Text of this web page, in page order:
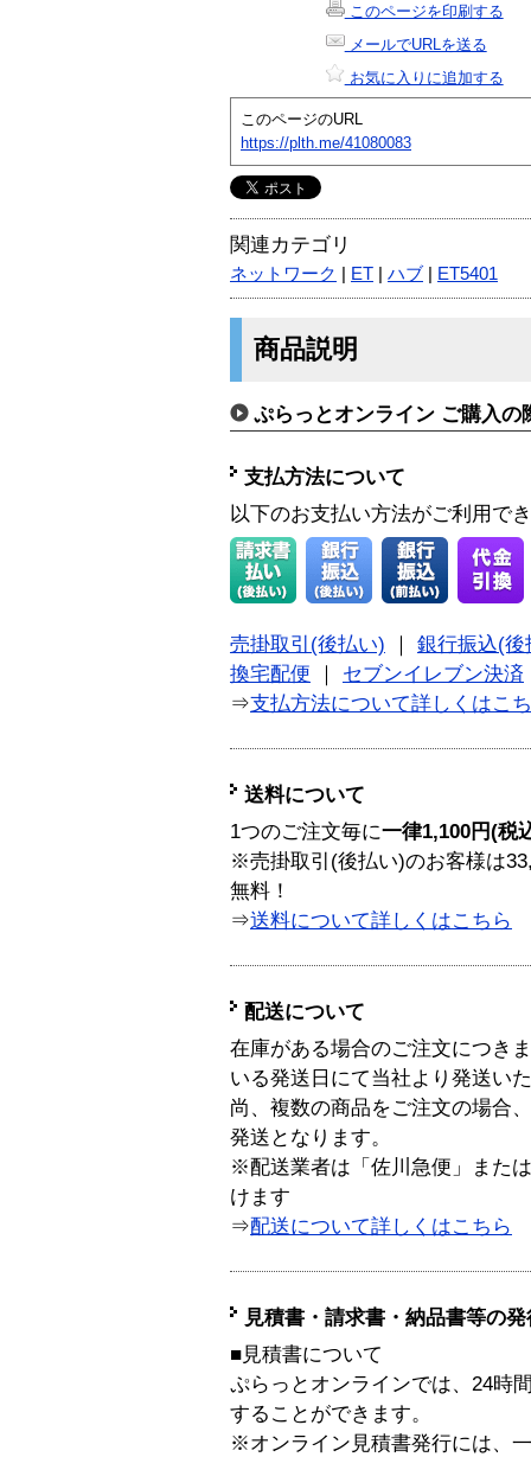
このページを印刷する
メールでURLを送る
お気に入りに追加する
このページのURL
https://plth.me/41080083
関連カテゴリ
ネットワーク ET ハブ ET5401
商品説明
ぷらっとオンライン ご購入の
支払方法について
以下のお支払い方法がご利用で
売掛取引(後払い)
銀行振込(後
換宅配便
セブンイレブン決済
⇒支払方法について詳しくはこ
送料について
1つのご注文毎に一律1,100円(税
※売掛取引(後払い)のお客様は
無料！
⇒送料について詳しくはこちら
配送について
在庫がある場合のご注文につき
いる発送日にて当社より発送い
尚、複数の商品をご注文の場合
発送となります。
※配送業者は「佐川急便」また
けます
⇒配送について詳しくはこちら
見積書・請求書・納品書等の
■見積書について
ぷらっとオンラインでは、24時
することができます。
※オンライン見積書発行には、